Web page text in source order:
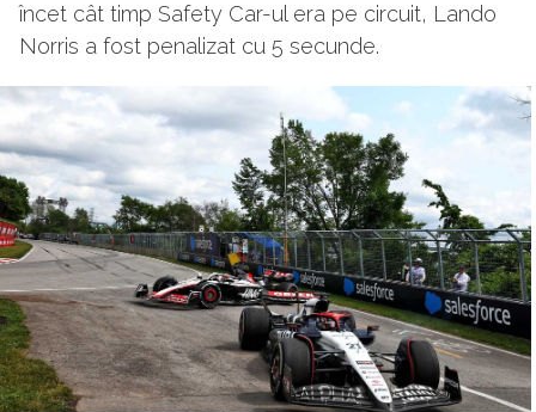
încet cât timp Safety Car-ul era pe circuit, Lando
Norris a fost penalizat cu 5 secunde.